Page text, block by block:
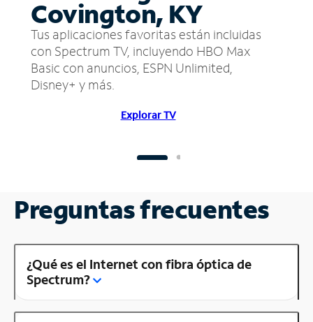
Covington, KY
Tus aplicaciones favoritas están incluidas
con Spectrum TV, incluyendo HBO Max
Basic con anuncios, ESPN Unlimited,
Disney+ y más.
Explorar TV
Preguntas frecuentes
¿Qué es el Internet con fibra óptica de
Spectrum?